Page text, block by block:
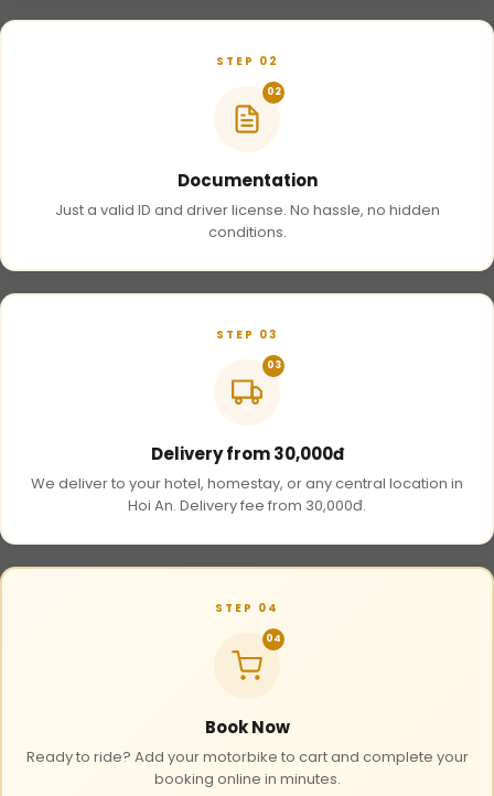
STEP 02
02
Documentation
Just a valid ID and driver license. No hassle, no hidden
conditions.
STEP 03
03
Delivery from 30,000đ
We deliver to your hotel, homestay, or any central location in
Hoi An. Delivery fee from 30,000đ.
STEP 04
04
Book Now
Ready to ride? Add your motorbike to cart and complete your
booking online in minutes.